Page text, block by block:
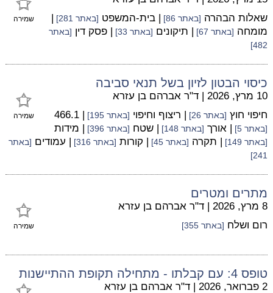
שמירה
שאלות הבהרה [באתר 86] | בית-המשפט [באתר 281]
|
מומחה [באתר 67] | תיקונים [באתר 33] | פסק דין [באתר
482]
כיסוי הבטון לזיון בשל תנאי סביבה
שמירה
10 מרץ, 2026 | ד"ר אברהם בן עזרא
חיפוי חוץ [באתר 26] | ריצוף וחיפוי [באתר 195] | 466.1
[באתר 5] | אורך [באתר 148] | שטח [באתר 396] | מידות
[באתר 149] | תקרה [באתר 45] | קורות [באתר 316] | עמודים [באתר
241]
מתרים ומטרים
שמירה
8 מרץ, 2026 | ד"ר אברהם בן עזרא
רום ושלח [באתר 355]
טופס 4: עם קבלתו - מתחילה תקופת ההתיישנות
2 פברואר, 2026 | ד"ר אברהם בן עזרא